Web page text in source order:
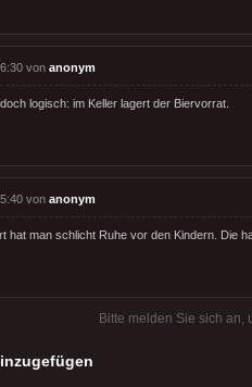
von anonym
logisch: im Keller lagert der Biervorrat.
von anonym
hat man schlicht Ruhe vor den Kindern. Die
Bitte melden Sie sich an,